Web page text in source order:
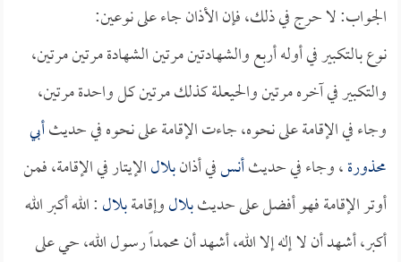
الجواب: لا حرج في ذلك، فإن الأذان جاء على نوعين:
نوع بالتكبير في أوله أربع والشهادتين مرتين الشهادة مرتين مرتين،
والتكبير في آخره مرتين والحيعلة كذلك مرتين كل واحدة مرتين،
وجاء في الإقامة على نحوه، جاءت الإقامة على نحوه في حديثأبي
محذورة، وجاء في حديثأنسفي أذانبلالالإيتار في الإقامة، فمن
أوتر الإقامة فهو أفضل على حديثبلالوإقامةبلال: الله أكبر الله
أكبر، أشهد أن لا إله إلا الله، أشهد أن محمداً رسول الله، حي على